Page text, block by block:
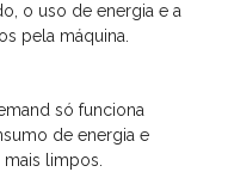
o uso de energia e a
pela máquina.
só funciona
de energia e
limpos.